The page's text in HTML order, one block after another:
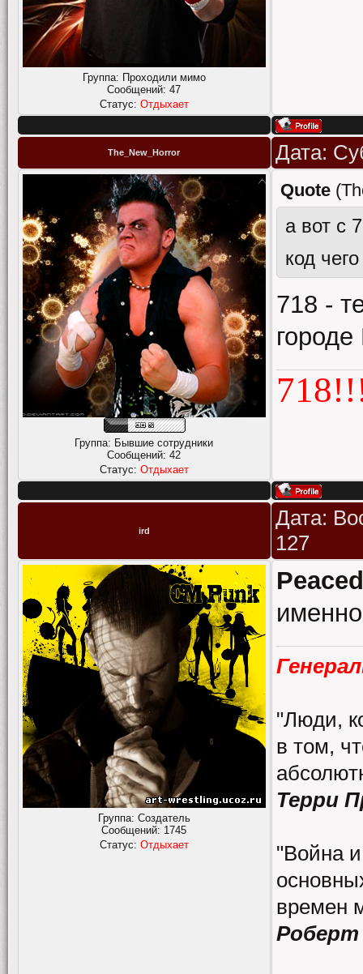
Группа: Проходили мимо
Сообщений:47
Статус: Отдыхает
The_New_Horror Дата:
Группа: Бывшие сотрудники
Сообщений:42
Статус: Отдыхает
Quote (
а вот с
код
718 -
ird
Дата:
127
Группа: Создатель
Сообщений: 1745
Статус: Отдыхает
"Люди,
в том,
Терри
"Война
времен